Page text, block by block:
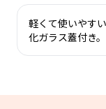
軽くて使いやす
化ガラス蓋付き。